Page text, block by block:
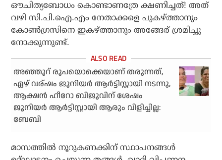
ഔചിത്യബോധം കൊണ്ടാണത്രേ ക്ഷണിച്ചത്! അത്
വഴി സി.പി.ഐ.എം നേതാക്കളെ പുകഴ്ത്താനും
കോണ്‍ഗ്രസിനെ ഇകഴ്ത്താനും അങ്ങേര് ശ്രമിച്ചു
നോക്കുന്നുണ്ട്.
അഞ്ഞൂറ് രൂപയൊക്കെയാണ് തരുന്നത്,
ഏഴ് വര്ഷം ജൂനിയർ ആർട്ടിസ്റ്റായി നടന്നു,
ആക്ഷൻ ഹീറോ ബിജുവിന് ശേഷം
ജൂനിയർ ആർട്ടിസ്റ്റായി ആരും വിളിച്ചില്ല:
ബേബി
മാസത്തില്‍ നൂറുകണക്കിന് സ്ഥാപനങ്ങള്‍